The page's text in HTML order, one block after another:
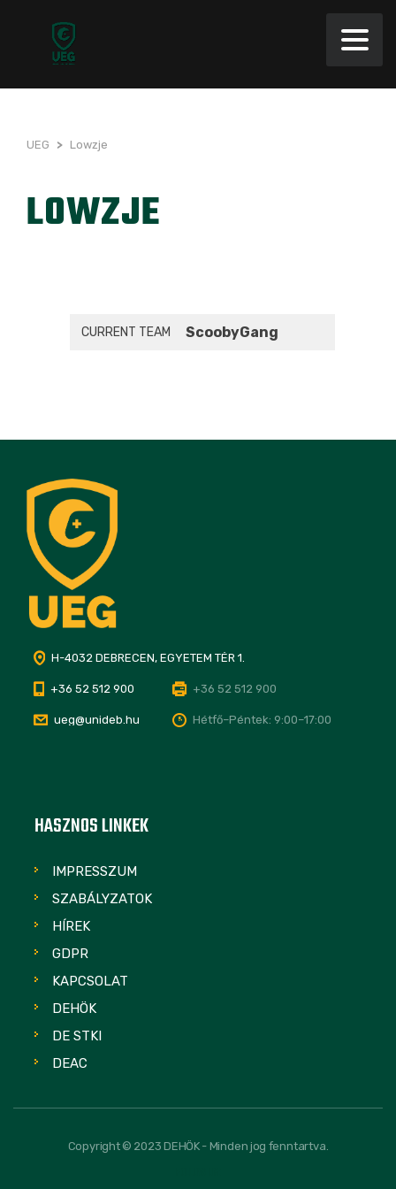
UEG > Lowzje
LOWZJE
CURRENT TEAM ScoobyGang
H-4032 DEBRECEN, EGYETEM TÉR 1.
+36 52 512 900 +36 52 512 900
ueg@unideb.hu Hétfő–Péntek: 9:00–17:00
HASZNOS LINKEK
IMPRESSZUM
SZABÁLYZATOK
HÍREK
GDPR
KAPCSOLAT
DEHÖK
DE STKI
DEAC
Copyright © 2023 DEHÖK - Minden jog fenntartva.